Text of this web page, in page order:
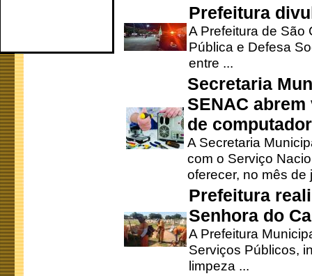
Prefeitura
A Prefeitura de São
Pública e Defesa
entre ...
Secretaria
SENAC
de
A Secretaria
com o Serviço
oferecer, no mês de
Prefeitura
Senhora do
A Prefeitura
Serviços Públicos,
limpeza ...